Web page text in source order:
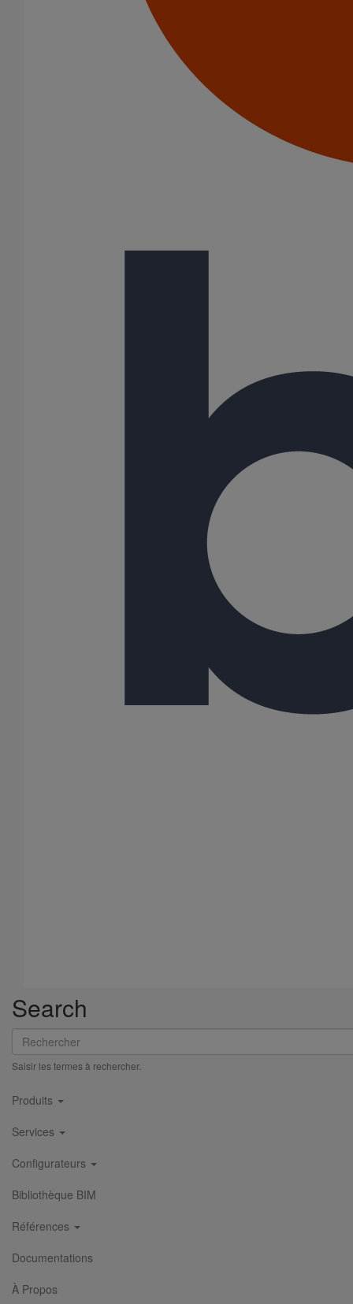
Search
Rechercher
Saisir les termes à rechercher.
Main
navigation
Produits
Services
Configurateurs
Bibliothèque BIM
Références
Documentations
À Propos
Menu Footer 1
Menu Footer 2